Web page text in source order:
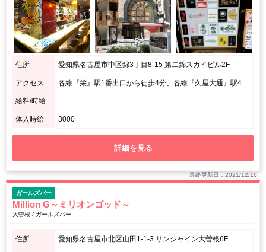
住所 愛知県名古屋市中区錦3丁目8-15 第二錦スカイビル2F
アクセス 各線『栄』駅1番出口から徒歩4分、各線『久屋大通』駅4番出口から徒歩2分 / 第二錦スカイビル2F(階段上がって奥となります)
給料/時給
体入時給 3000
詳細を見る
最終更新日：2021/12/16
ガールズバー
Million G～ミリオンゴッド～
大曽根 / ガールズバー
住所 愛知県名古屋市北区山田1-1-3 サンシャイン大曽根6F